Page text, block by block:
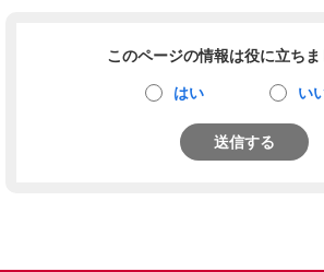
このページの情報は役に立ちま
はい い
送信する